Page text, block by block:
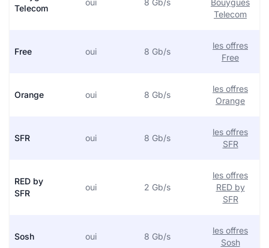
Telecom
oui 8 Gb/s
Bouygues
Telecom
Free oui 8 Gb/s
les offres
Free
Orange oui 8 Gb/s
les offres
Orange
SFR oui 8 Gb/s
les offres
SFR
RED by
SFR
oui 2 Gb/s
les offres
RED by
SFR
Sosh oui 8 Gb/s
les offres
Sosh